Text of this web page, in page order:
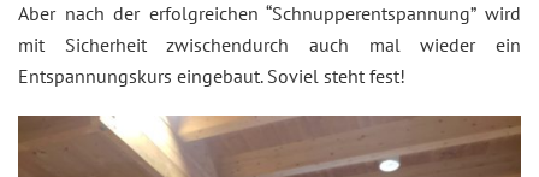
Aber nach der erfolgreichen “Schnupperentspannung” wird
mit Sicherheit zwischendurch auch mal wieder ein
Entspannungskurs eingebaut. Soviel steht fest!